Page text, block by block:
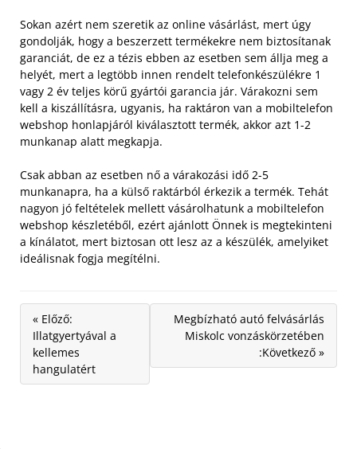
Sokan azért nem szeretik az online vásárlást, mert úgy
gondolják, hogy a beszerzett termékekre nem biztosítanak
garanciát, de ez a tézis ebben az esetben sem állja meg a
helyét, mert a legtöbb innen rendelt telefonkészülékre 1
vagy 2 év teljes körű gyártói garancia jár. Várakozni sem
kell a kiszállításra, ugyanis, ha raktáron van a mobiltelefon
webshop honlapjáról kiválasztott termék, akkor azt 1-2
munkanap alatt megkapja.
Csak abban az esetben nő a várakozási idő 2-5
munkanapra, ha a külső raktárból érkezik a termék. Tehát
nagyon jó feltételek mellett vásárolhatunk a mobiltelefon
webshop készletéből, ezért ajánlott Önnek is megtekinteni
a kínálatot, mert biztosan ott lesz az a készülék, amelyiket
ideálisnak fogja megítélni.
« Előző:
Illatgyertyával a
kellemes
hangulatért
Megbízható autó felvásárlás
Miskolc vonzáskörzetében
:Következő »